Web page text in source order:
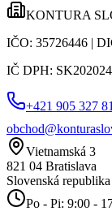
KONTURA
IČO: 35726446 |
IČ DPH:
+421 905 327
Vietnamská 3
821 04 Bratislava
Slovenská republika
Po - Pi: 9:00 -